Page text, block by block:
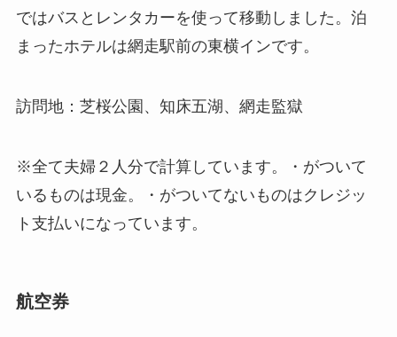
ではバスとレンタカーを使って移動しました。泊
まったホテルは網走駅前の東横インです。
訪問地：芝桜公園、知床五湖、網走監獄
※全て夫婦２人分で計算しています。・がついて
いるものは現金。・がついてないものはクレジッ
ト支払いになっています。
航空券